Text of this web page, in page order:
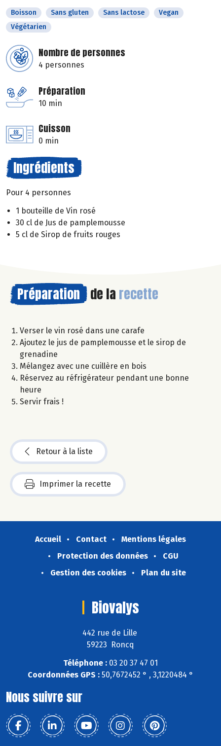
Boisson Sans gluten Sans lactose
Vegan
Végétarien
Nombre de personnes
4 personnes
Préparation
10 min
Cuisson
0 min
Ingrédients
Pour 4 personnes
1 bouteille de Vin rosé
30 cl de Jus de pamplemousse
5 cl de Sirop de fruits rouges
Préparation de la recette
Verser le vin rosé dans une carafe
Ajoutez le jus de pamplemousse et le sirop de
grenadine
Mélangez avec une cuillère en bois
Réservez au réfrigérateur pendant une bonne
heure
Servir frais !
Retour à la liste
Imprimer la recette
Accueil Contact
Mentions légales
Protection des données
CGU
Gestion des cookies
Plan du site
Biovalys
442 rue de Lille
59223 Roncq
Téléphone : 03 20 37 47 01
Coordonnées GPS : 50,7672452 ° , 3,1220484 °
Nous suivre sur